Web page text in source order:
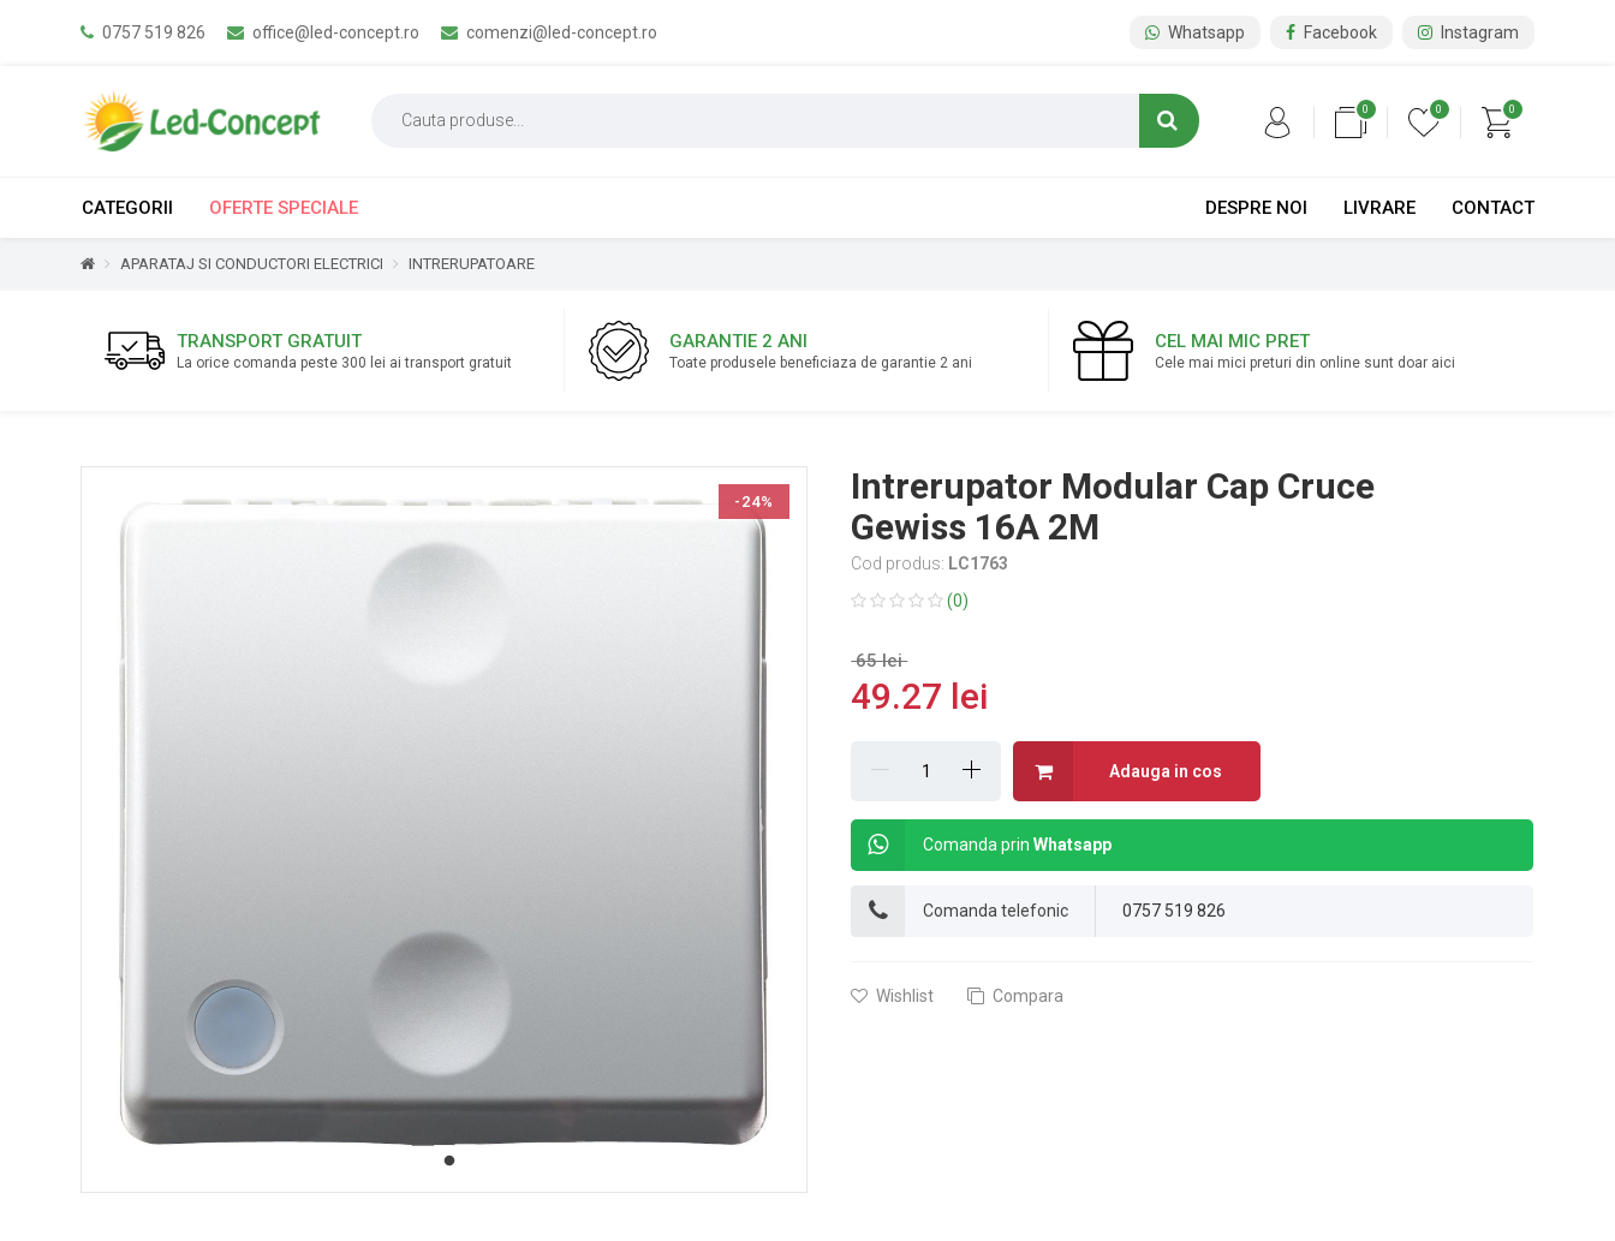
0757 519 826 office@led-concept.ro comenzi@led-concept.ro Whatsapp Facebook Instagram
0
0
0
CATEGORII OFERTE SPECIALE CONTACT
LIVRARE
DESPRE NOI
APARATAJ SI CONDUCTORI ELECTRICI INTRERUPATOARE
TRANSPORT GRATUIT
La orice comanda peste 300 lei ai transport gratuit
GARANTIE 2 ANI
Toate produsele beneficiaza de garantie 2 ani
CEL MAI MIC PRET
Cele mai mici preturi din online sunt doar aici
-24%
Intrerupator Modular Cap Cruce
Gewiss 16A 2M
Cod produs: LC1763
(0)
65 lei
49.27 lei
Adauga in cos
Comanda prinWhatsapp
Comanda telefonic 0757 519 826
Wishlist Compara